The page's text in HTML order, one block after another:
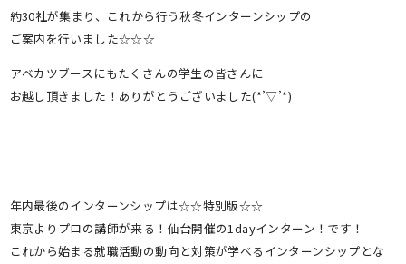
約30社が集まり、これから行う秋冬インターンシップの
ご案内を行いました☆☆☆
アベカツブースにもたくさんの学生の皆さんに
お越し頂きました！ありがとうございました(*’▽’*)
年内最後のインターンシップは☆☆特別版☆☆
東京よりプロの講師が来る！仙台開催の1dayインターン！です！
これから始まる就職活動の動向と対策が学べるインターンシップとな